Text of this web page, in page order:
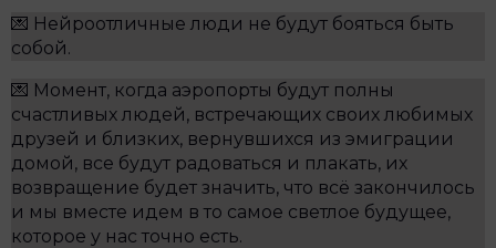
💌 Нейроотличные люди не будут бояться быть
собой.
💌 Момент, когда аэропорты будут полны
счастливых людей, встречающих своих любимых
друзей и близких, вернувшихся из эмиграции
домой, все будут радоваться и плакать, их
возвращение будет значить, что всё закончилось
и мы вместе идем в то самое светлое будущее,
которое у нас точно есть.